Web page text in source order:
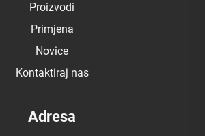
Proizvodi
Primjena
Novice
Kontaktiraj nas
Adresa